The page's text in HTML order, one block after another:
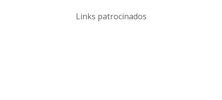
Links patrocinados